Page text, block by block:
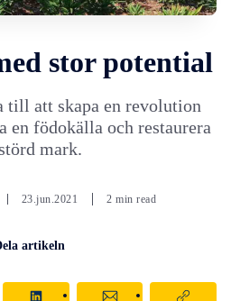
stor potential
till att skapa en revolution
en födokälla och restaurera
mark.
23.jun.2021 2 min read
artikeln